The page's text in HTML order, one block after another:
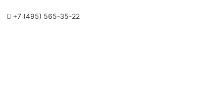
+7 (495) 565-35-22